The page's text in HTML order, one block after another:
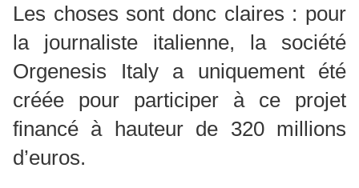
Les choses sont donc claires : pour
la journaliste italienne, la société
Orgenesis Italy a uniquement été
créée pour participer à ce projet
financé à hauteur de 320 millions
d’euros.